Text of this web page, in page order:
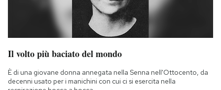
Il volto più baciato del mondo
È di una giovane donna annegata nella Senna nell'Ottocento, da
decenni usato per i manichini con cui ci si esercita nella